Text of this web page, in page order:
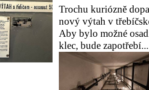
Trochu kuriózně
nový výtah v
Aby bylo možné
klec, bude zapotřebí...